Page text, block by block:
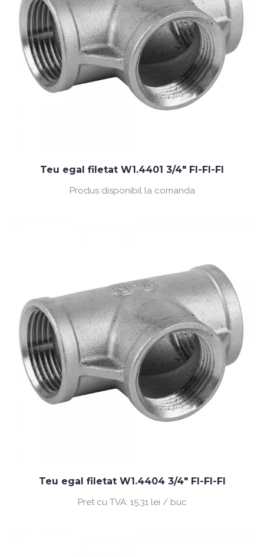
Teu egal filetat W1.4401 3/4" FI-FI-FI
Produs disponibil la comanda
Teu egal filetat W1.4404 3/4" FI-FI-FI
Pret cu TVA: 15.31 lei / buc